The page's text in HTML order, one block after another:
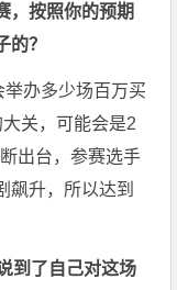
，按照你的预期
？
办多少场百万买
关，可能会是2
出台，参赛选手
飙升，所以达到
到了自己对这场